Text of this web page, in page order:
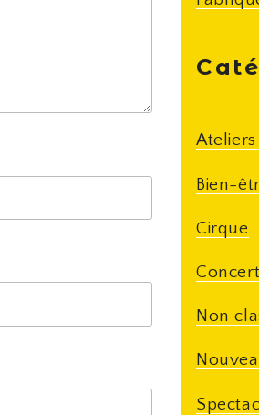
Bien-
Cirque
Non